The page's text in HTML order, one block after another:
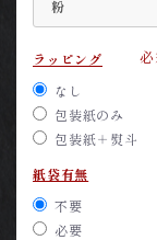
ラッピング
なし
包装紙のみ
包装紙＋熨斗
紙袋有無
不要
必要